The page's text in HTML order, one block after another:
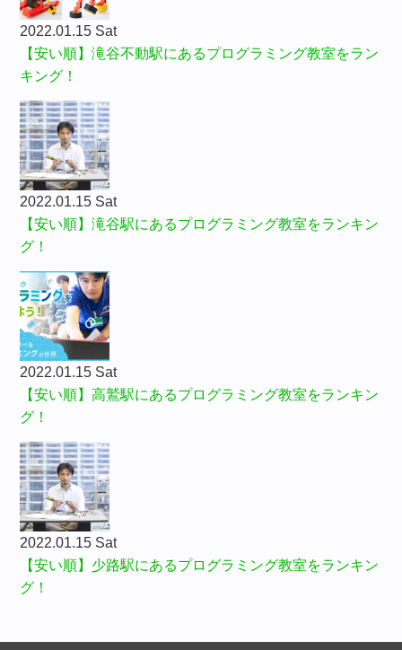
2022.01.15 Sat
【安い順】滝谷不動駅にあるプログラミング教室をラン
キング！
2022.01.15 Sat
【安い順】滝谷駅にあるプログラミング教室をランキン
グ！
2022.01.15 Sat
【安い順】高鷲駅にあるプログラミング教室をランキン
グ！
2022.01.15 Sat
【安い順】少路駅にあるプログラミング教室をランキン
グ！